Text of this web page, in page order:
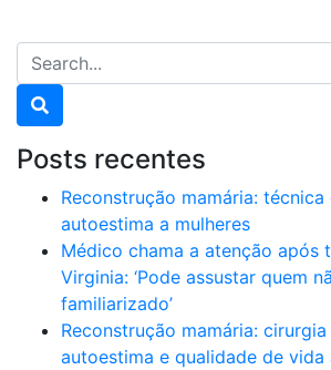
Posts recentes
Reconstrução mamária: técnica
autoestima a mulheres
Médico chama a atenção após
Virginia: ‘Pode assustar quem
familiarizado’
Reconstrução mamária:
autoestima e qualidade de vida